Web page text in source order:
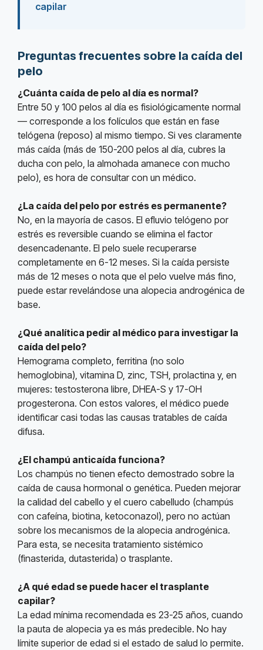
capilar
Preguntas frecuentes sobre la caída del
pelo
¿Cuánta caída de pelo al día es normal?
Entre 50 y 100 pelos al día es fisiológicamente normal
— corresponde a los folículos que están en fase
telógena (reposo) al mismo tiempo. Si ves claramente
más caída (más de 150-200 pelos al día, cubres la
ducha con pelo, la almohada amanece con mucho
pelo), es hora de consultar con un médico.
¿La caída del pelo por estrés es permanente?
No, en la mayoría de casos. El efluvio telógeno por
estrés es reversible cuando se elimina el factor
desencadenante. El pelo suele recuperarse
completamente en 6-12 meses. Si la caída persiste
más de 12 meses o nota que el pelo vuelve más fino,
puede estar revelándose una alopecia androgénica de
base.
¿Qué analítica pedir al médico para investigar la
caída del pelo?
Hemograma completo, ferritina (no solo
hemoglobina), vitamina D, zinc, TSH, prolactina y, en
mujeres: testosterona libre, DHEA-S y 17-OH
progesterona. Con estos valores, el médico puede
identificar casi todas las causas tratables de caída
difusa.
¿El champú anticaída funciona?
Los champús no tienen efecto demostrado sobre la
caída de causa hormonal o genética. Pueden mejorar
la calidad del cabello y el cuero cabelludo (champús
con cafeína, biotina, ketoconazol), pero no actúan
sobre los mecanismos de la alopecia androgénica.
Para esta, se necesita tratamiento sistémico
(finasterida, dutasterida) o trasplante.
¿A qué edad se puede hacer el trasplante
capilar?
La edad mínima recomendada es 23-25 años, cuando
la pauta de alopecia ya es más predecible. No hay
límite superior de edad si el estado de salud lo permite.